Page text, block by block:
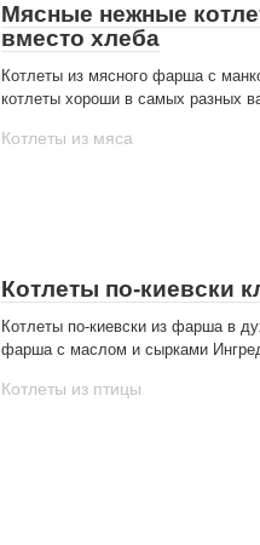
Мясные нежные
вместо хлеба
Котлеты из мясного фарша с
котлеты хороши в самых разных
Котлеты из мяса
Котлеты по-киевски
Котлеты по-киевски из фарша в
фарша с маслом и сырками
Котлеты из птицы